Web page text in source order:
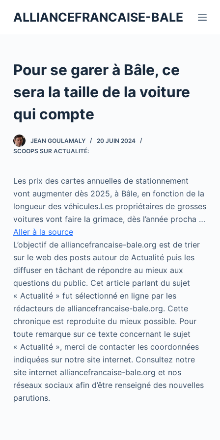
a
e
c
n
n
u
ALLIANCEFRANCAISE-BALE
Pour se garer à Bâle, ce
sera la taille de la voiture
qui compte
JEAN GOULAMALY
20 JUIN 2024
SCOOPS SUR ACTUALITÉ:
Les prix des cartes annuelles de stationnement
vont augmenter dès 2025, à Bâle, en fonction de la
longueur des véhicules.Les propriétaires de grosses
voitures vont faire la grimace, dès l’année procha …
Aller à la source
L’objectif de alliancefrancaise-bale.org est de trier
sur le web des posts autour de Actualité puis les
diffuser en tâchant de répondre au mieux aux
questions du public. Cet article parlant du sujet
« Actualité » fut sélectionné en ligne par les
rédacteurs de alliancefrancaise-bale.org. Cette
chronique est reproduite du mieux possible. Pour
toute remarque sur ce texte concernant le sujet
« Actualité », merci de contacter les coordonnées
indiquées sur notre site internet. Consultez notre
site internet alliancefrancaise-bale.org et nos
réseaux sociaux afin d’être renseigné des nouvelles
parutions.